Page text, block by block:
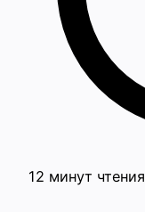
12 минут чтения